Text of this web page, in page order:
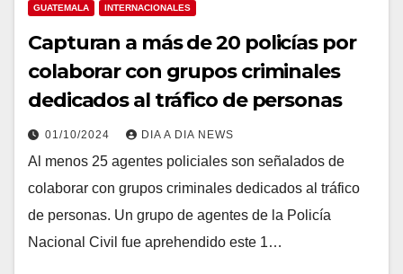
GUATEMALA INTERNACIONALES
Capturan a más de 20 policías por
colaborar con grupos criminales
dedicados al tráfico de personas
01/10/2024 DIA A DIA NEWS
Al menos 25 agentes policiales son señalados de
colaborar con grupos criminales dedicados al tráfico
de personas. Un grupo de agentes de la Policía
Nacional Civil fue aprehendido este 1…